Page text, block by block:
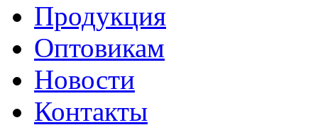
Продукция
Оптовикам
Новости
Контакты